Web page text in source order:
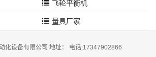
飞轮平衡机
量具厂家
化设备有限公司 地址： 电话:17347902866